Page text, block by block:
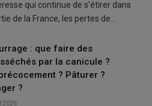
témoigne John.Ce qui m’a
survenues dans
la vraie douche froide à la
laitière qui menaçait
de collecte si la situation des
qui continue de s’étirer dans
de la France, les pertes de…
: que faire des
par la canicule ?
? Pâturer ?
?
2026